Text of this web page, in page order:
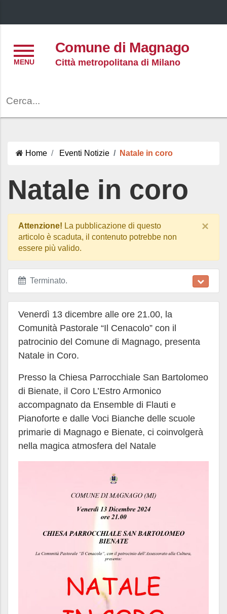
Comune di Magnago
Città metropolitana di Milano
Home Eventi Notizie Natale in coro
Natale in coro
Attenzione! La pubblicazione di questo
articolo è scaduta, il contenuto potrebbe non
essere più valido.
×
Terminato.
Venerdì 13 dicembre alle ore 21.00, la
Comunità Pastorale “Il Cenacolo” con il
patrocinio del Comune di Magnago, presenta
Natale in Coro.
Presso la Chiesa Parrocchiale San Bartolomeo
di Bienate, il Coro L’Estro Armonico
accompagnato da Ensemble di Flauti e
Pianoforte e dalle Voci Bianche delle scuole
primarie di Magnago e Bienate, ci coinvolgerà
nella magica atmosfera del Natale